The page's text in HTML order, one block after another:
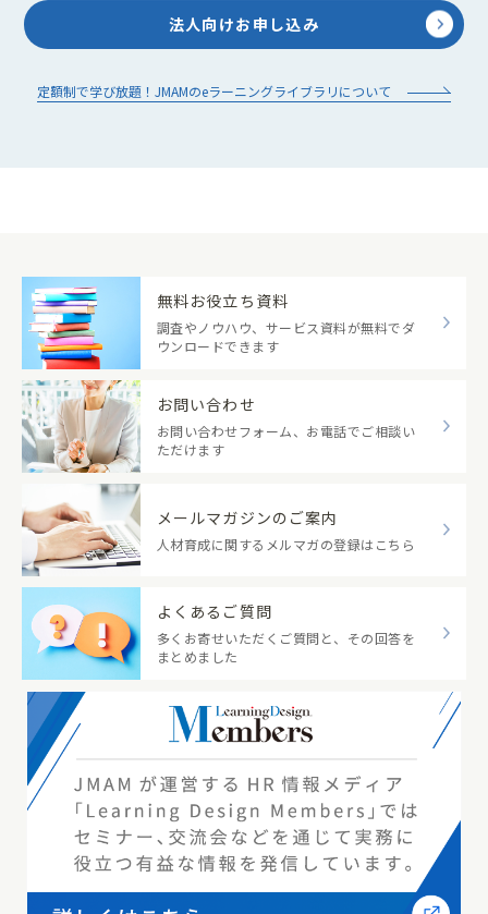
法人向けお申し込み
定額制で学び放題！JMAMのeラーニングライブラリについて
無料お役立ち資料
調査やノウハウ、サービス資料が無料でダ
ウンロードできます
お問い合わせ
お問い合わせフォーム、お電話でご相談い
ただけます
メールマガジンのご案内
人材育成に関するメルマガの登録はこちら
よくあるご質問
多くお寄せいただくご質問と、その回答を
まとめました